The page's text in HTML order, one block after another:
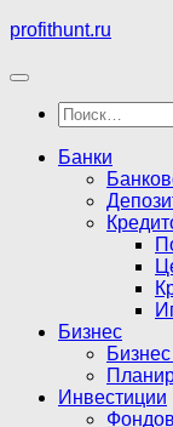
Перейти
содержимому
profithunt.ru
Найти:
Банки
Бизнес
Инвестиции